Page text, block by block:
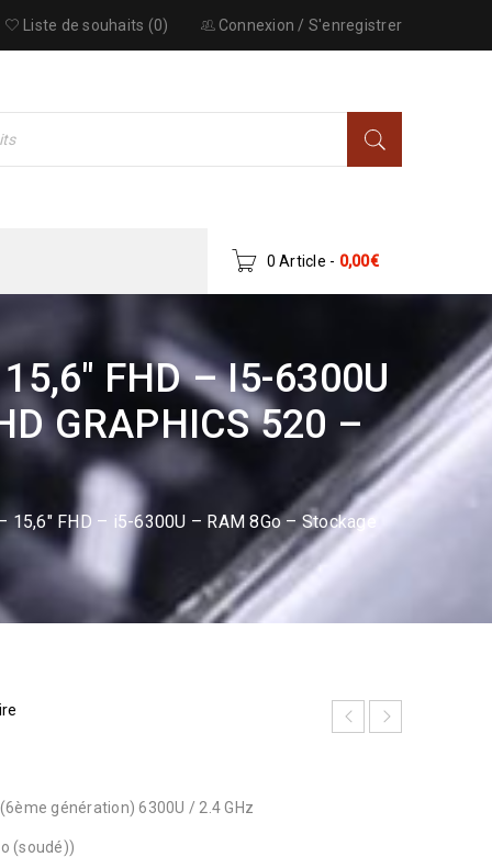
Connexion / S'enregistrer
Liste de souhaits (0)
0 Article - 0,00€
FHD – I5-6300U
GRAPHICS 520 –
FHD – i5-6300U – RAM 8Go – Stockage
génération) 6300U / 2.4 GHz
(soudé))